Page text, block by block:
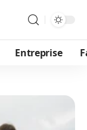
Entreprise